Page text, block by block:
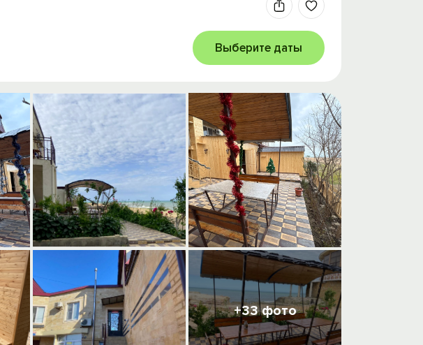
+33 фото
Выберите даты